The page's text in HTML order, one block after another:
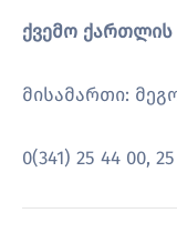
ქვემო
მისამართი:
0(341) 25 44 00,